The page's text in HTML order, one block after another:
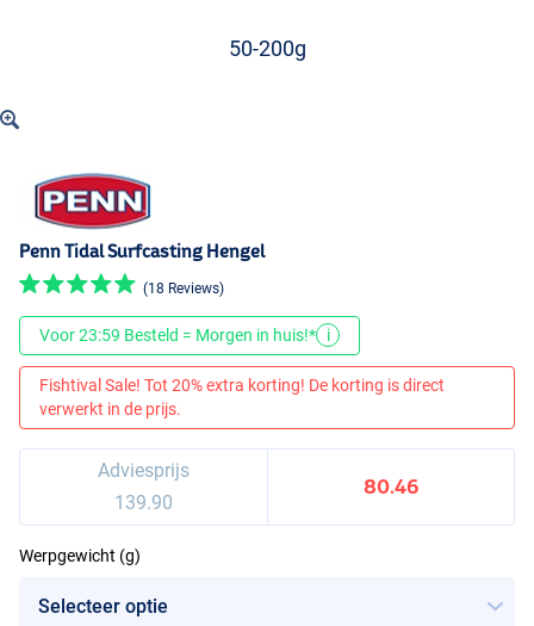
50-200g
Penn Tidal Surfcasting Hengel
(18 Reviews)
Voor 23:59 Besteld = Morgen in huis!* i
Fishtival Sale! Tot 20% extra korting! De korting is direct
verwerkt in de prijs.
Adviesprijs
139.90
80.46
Werpgewicht (g)